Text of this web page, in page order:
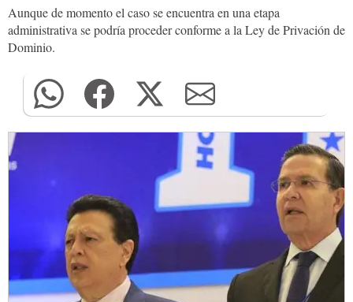
Aunque de momento el caso se encuentra en una etapa
administrativa se podría proceder conforme a la Ley de Privación de
Dominio.